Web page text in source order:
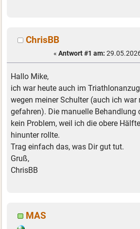
ChrisBB
« Antwort #1 am:
Hallo Mike,
ich war heute auch im
wegen meiner Schulter (auch ich war
gefahren). Die manuelle Behandlung
kein Problem, weil ich die obere
hinunter rollte.
Trag einfach das, was Dir gut tut.
Gruß,
ChrisBB
MAS